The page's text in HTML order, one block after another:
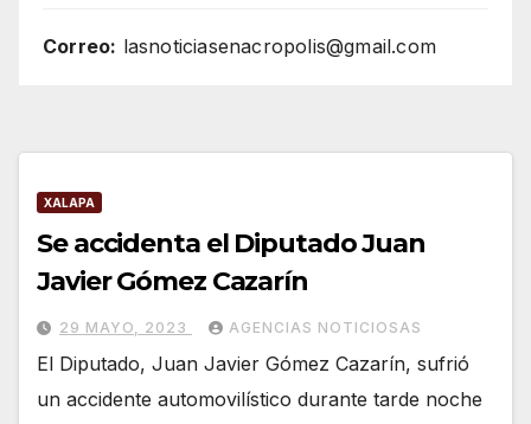
Correo: lasnoticiasenacropolis@gmail.com
XALAPA
Se accidenta el Diputado Juan
Javier Gómez Cazarín
29 MAYO, 2023 AGENCIAS NOTICIOSAS
El Diputado, Juan Javier Gómez Cazarín, sufrió
un accidente automovilístico durante tarde noche